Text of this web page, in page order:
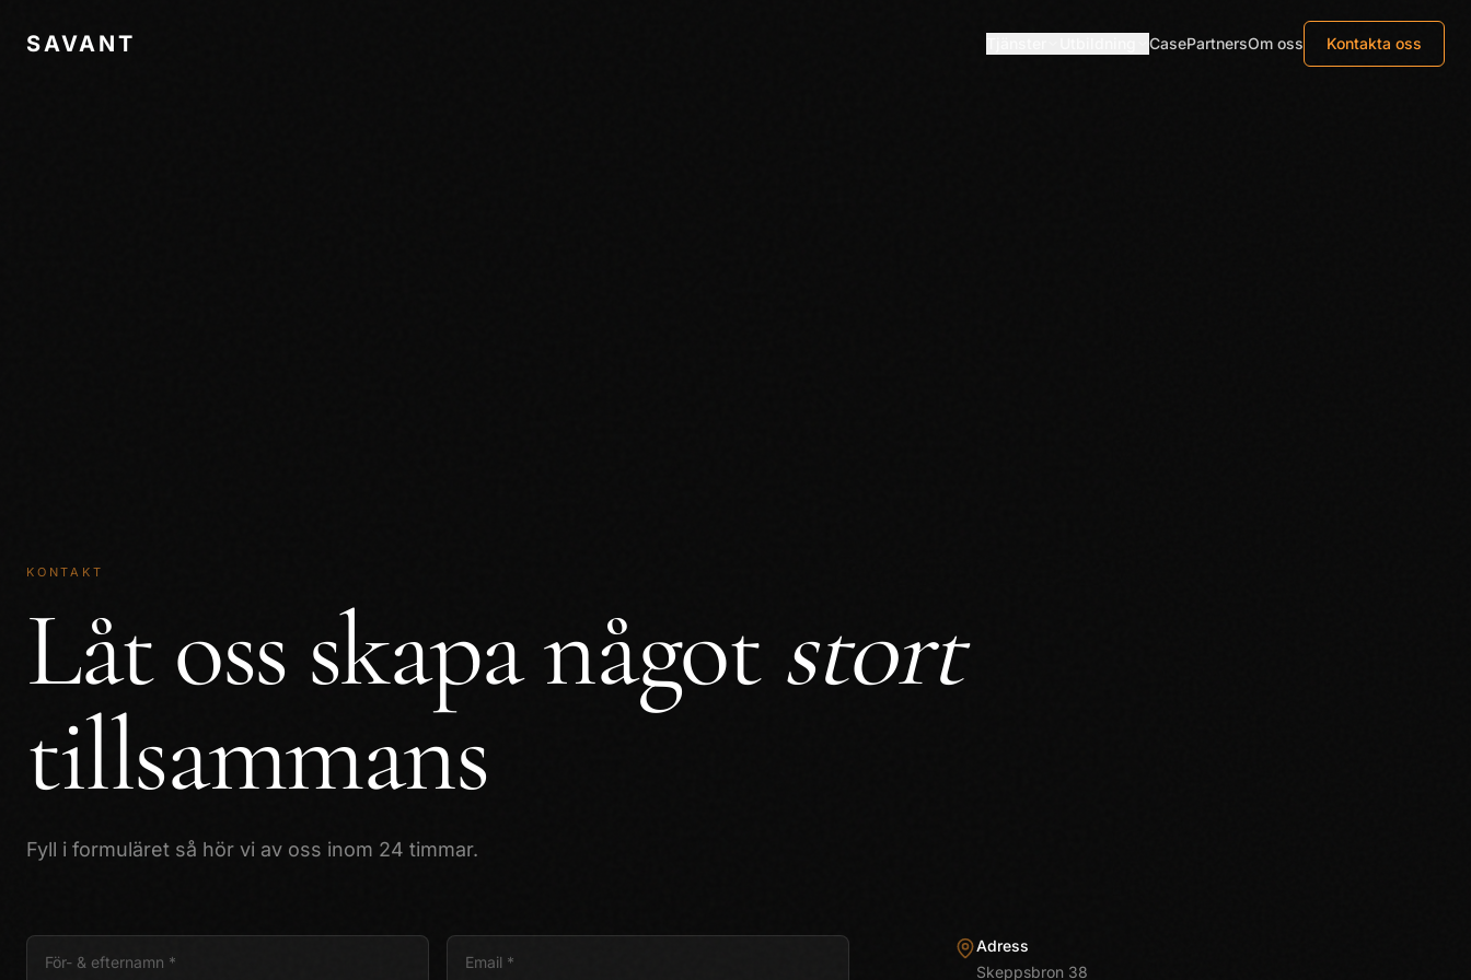
SAVANT CasePartnersOm oss Kontakta oss
KONTAKT
Låt oss skapa någotstort
tillsammans
Fyll i formuläret så hör vi av oss inom 24 timmar.
Adress
Skeppsbron 38